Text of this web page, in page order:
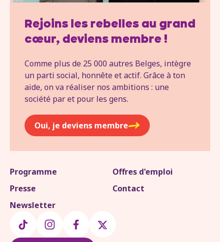
Rejoins les rebelles au grand
cœur, deviens membre !
Comme plus de 25 000 autres Belges, intègre
un parti social, honnête et actif. Grâce à ton
aide, on va réaliser nos ambitions : une
société par et pour les gens.
Oui, je deviens membre
Programme
Offres d'emploi
Presse
Contact
Newsletter